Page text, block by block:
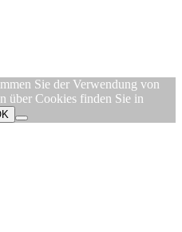
Sie der Verwendung von
über Cookies finden Sie in